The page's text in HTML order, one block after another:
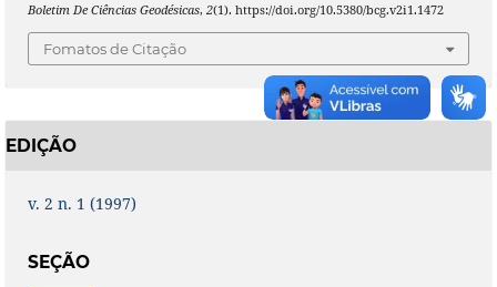
Boletim De Ciências Geodésicas, 2(1). https://doi.org/10.5380/bcg.v2i1.1472
Fomatos de Citação
EDIÇÃO
v. 2 n. 1 (1997)
SEÇÃO